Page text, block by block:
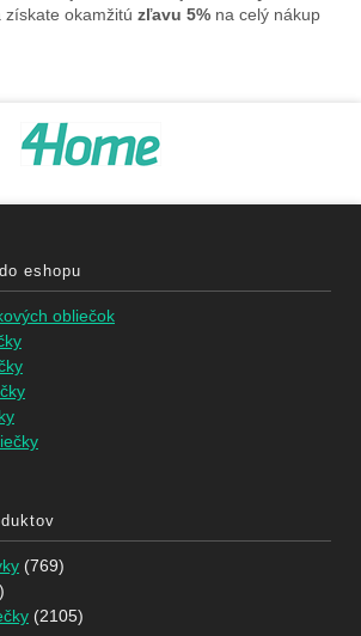
získate okamžitú zľavu 5% na celý nákup
eshopu
obliečok
(769)
(2105)